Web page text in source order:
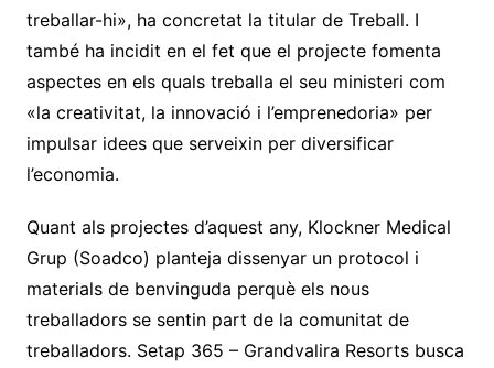
treballar-hi», ha concretat la titular de Treball. I
també ha incidit en el fet que el projecte fomenta
aspectes en els quals treballa el seu ministeri com
«la creativitat, la innovació i l’emprenedoria» per
impulsar idees que serveixin per diversificar
l’economia.
Quant als projectes d’aquest any, Klockner Medical
Grup (Soadco) planteja dissenyar un protocol i
materials de benvinguda perquè els nous
treballadors se sentin part de la comunitat de
treballadors. Setap 365 – Grandvalira Resorts busca